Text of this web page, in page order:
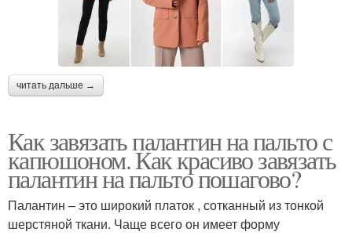
читать дальше →
Как завязать палантин на пальто с
капюшоном. Как красиво завязать
палантин на пальто пошагово?
Палантин – это широкий платок , сотканный из тонкой
шерстяной ткани. Чаще всего он имеет форму